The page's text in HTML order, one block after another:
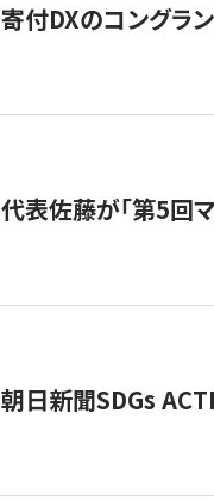
寄付DXのコングラ
代表佐藤が「第5回
朝日新聞SDGs